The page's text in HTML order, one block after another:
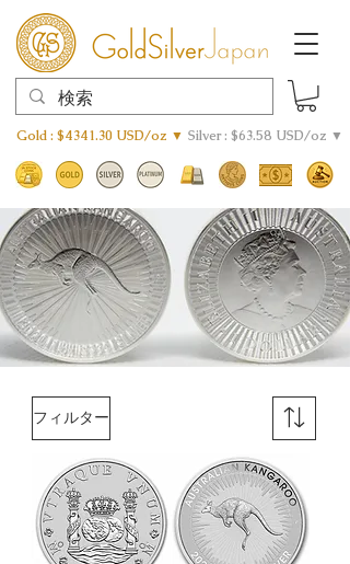
Gold : $4341.30 USD/oz ▼ Silver : $63.58 USD/oz ▼
フィルター